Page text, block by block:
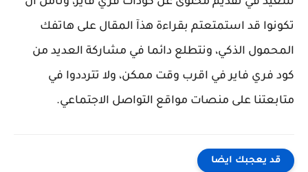
تكونوا قد استمتعتم بقراءة هذآ المقال على هاتفك
المحمول الذكي، ونتطلع دائما في مشاركة العديد من
كود فري فاير في اقرب وقت ممكن، ولا تترددوا في
متابعتنا على منصات مواقع التواصل الاجتماعي.
قد يعجبك ايضا